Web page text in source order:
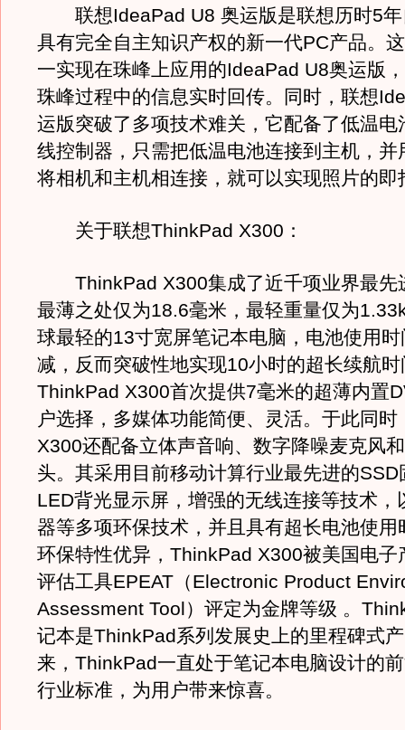
联想IdeaPad U8 奥运版是联想历时5年
具有完全自主知识产权的新一代PC产品。
一实现在珠峰上应用的IdeaPad U8奥运版
珠峰过程中的信息实时回传。同时，联想
运版突破了多项技术难关，它配备了低温电
线控制器，只需把低温电池连接到主机，并
将相机和主机相连接，就可以实现照片的即
关于联想ThinkPad X300：
ThinkPad X300集成了近千项业界最先
最薄之处仅为18.6毫米，最轻重量仅为
球最轻的13寸宽屏笔记本电脑，电池使用
减，反而突破性地实现10小时的超长续航
ThinkPad X300首次提供7毫米的超薄内置
户选择，多媒体功能简便、灵活。于此同
X300还配备立体声音响、数字降噪麦克风
头。其采用目前移动计算行业最先进的SSD
LED背光显示屏，增强的无线连接等技术，
器等多项环保技术，并且具有超长电池使用
环保特性优异，ThinkPad X300被美国电子
评估工具EPEAT（Electronic Product
Assessment Tool）评定为金牌等级 。
记本是ThinkPad系列发展史上的里程碑式
来，ThinkPad一直处于笔记本电脑设计的
行业标准，为用户带来惊喜。